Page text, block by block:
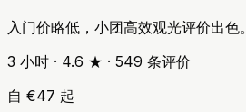
入门价略低，小团高效观光评价出色。
3 小时 · 4.6 ★ · 549 条评价
自 €47 起